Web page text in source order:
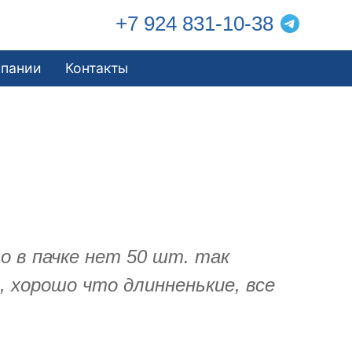
+7 924 831-10-38
Контакты
в пачке нет 50 шт. так
что длинненькие, все